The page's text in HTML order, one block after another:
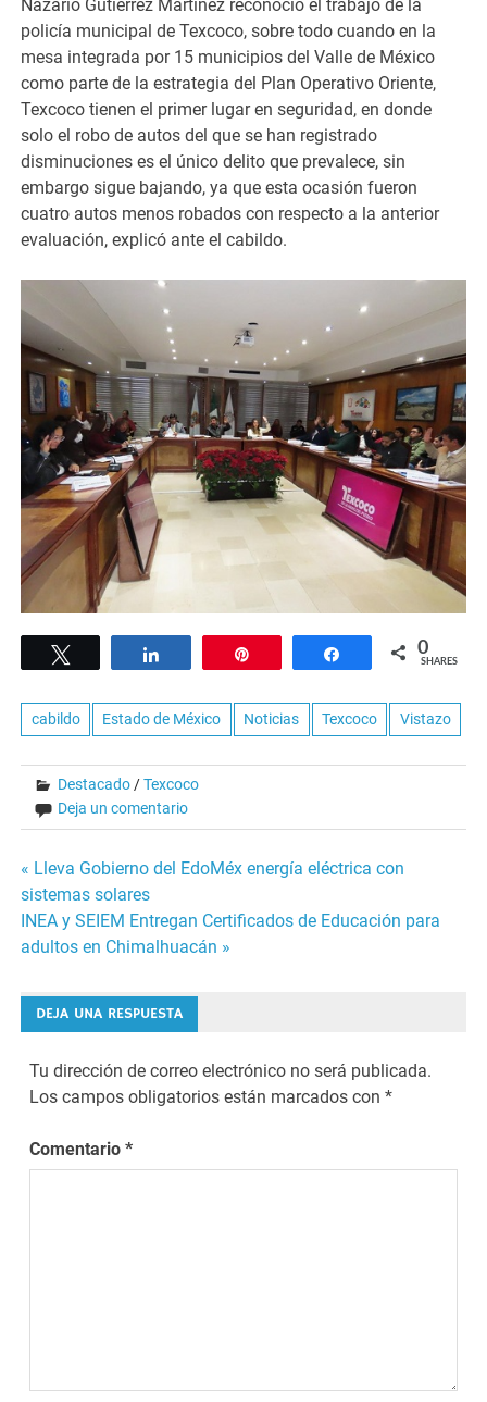
Nazario Gutiérrez Martínez reconoció el trabajo de la
policía municipal de Texcoco, sobre todo cuando en la
mesa integrada por 15 municipios del Valle de México
como parte de la estrategia del Plan Operativo Oriente,
Texcoco tienen el primer lugar en seguridad, en donde
solo el robo de autos del que se han registrado
disminuciones es el único delito que prevalece, sin
embargo sigue bajando, ya que esta ocasión fueron
cuatro autos menos robados con respecto a la anterior
evaluación, explicó ante el cabildo.
Share 0
SHARES
cabildo Estado de México Noticias Texcoco Vistazo
Destacado /Texcoco
Deja un comentario
Navegación
de
entradas
« Lleva Gobierno del EdoMéx energía eléctrica con
sistemas solares
INEA y SEIEM Entregan Certificados de Educación para
adultos en Chimalhuacán »
DEJA UNA RESPUESTA
Tu dirección de correo electrónico no será publicada.
Los campos obligatorios están marcados con*
Comentario*